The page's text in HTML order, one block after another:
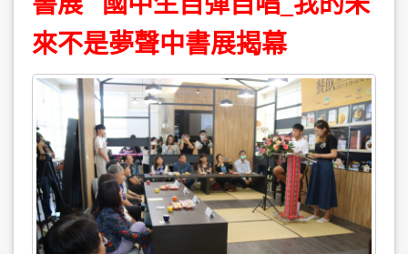
來不是夢聲中書展揭幕